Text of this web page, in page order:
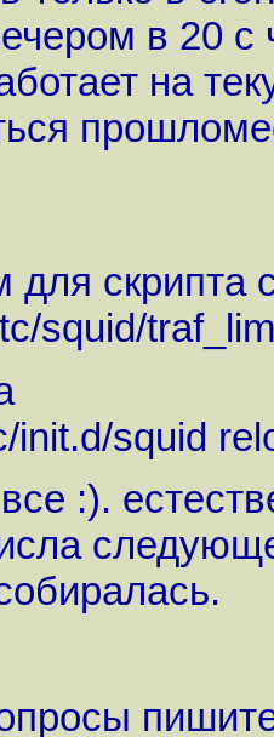
в 20 с
на
для скрипта
squid/
init.d/squid
:).